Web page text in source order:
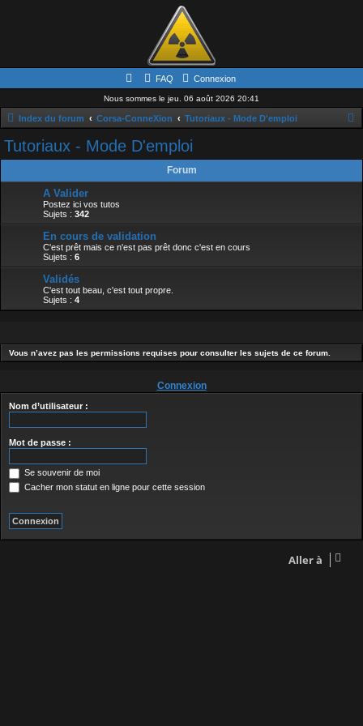
FAQ Connexion
Nous sommes le jeu. 06 août 2026 20:41
Index du forum Corsa-ConneXion Tutoriaux - Mode D'emploi
Tutoriaux - Mode D'emploi
Forum
A Valider
Postez ici vos tutos
Sujets : 342
En cours de validation
C'est prêt mais ce n'est pas prêt donc c'est en cours
Sujets : 6
Validés
C'est tout beau, c'est tout propre.
Sujets : 4
Vous n’avez pas les permissions requises pour consulter les sujets de ce forum.
Connexion
Nom d’utilisateur :
Mot de passe :
Se souvenir de moi
Cacher mon statut en ligne pour cette session
Aller à